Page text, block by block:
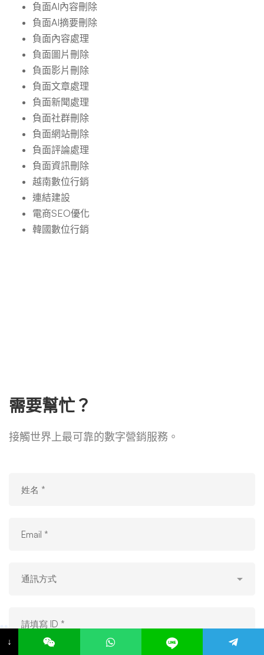
負面AI內容刪除
負面AI摘要刪除
負面內容處理
負面圖片刪除
負面影片刪除
負面文章處理
負面新聞處理
負面社群刪除
負面網站刪除
負面評論處理
負面資訊刪除
越南數位行銷
連結建設
電商SEO優化
韓國數位行銷
需要幫忙？
接觸世界上最可靠的數字營銷服務。
↓